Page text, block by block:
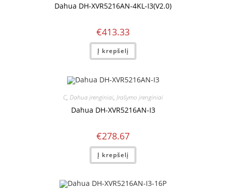
Dahua DH-XVR5216AN-4KL-I3(V2.0)
€413.33
Į krepšelį
C, Dahua įrenginiai, Įrašymo įrenginiai
Dahua DH-XVR5216AN-I3
€278.67
Į krepšelį